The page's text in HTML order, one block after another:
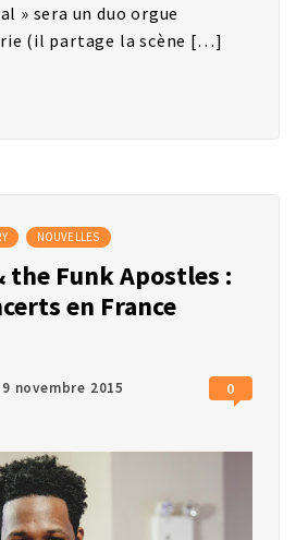
» sera un duo orgue
(il partage la scène […]
NOUVELLES
the Funk Apostles :
en France
9 novembre 2015 0